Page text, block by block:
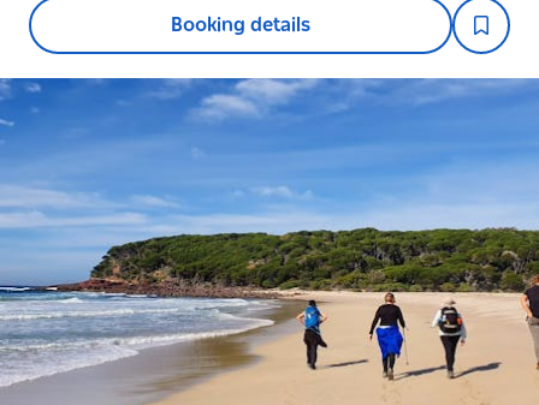
Booking details